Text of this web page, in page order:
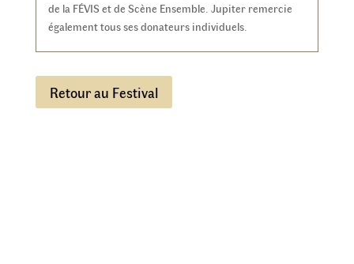
de la FÉVIS et de Scène Ensemble. Jupiter remercie
également tous ses donateurs individuels.
Retour au Festival